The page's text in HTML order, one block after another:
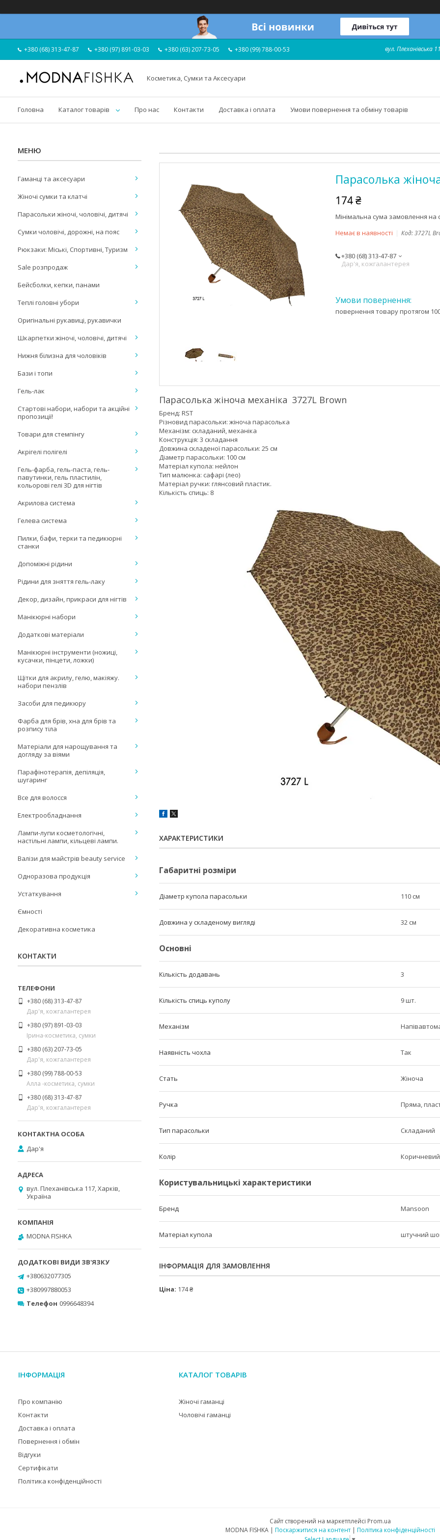
+380 (68) 313-47-87 +380 (97) 891-03-03 +380 (63) 207-73-05 +380 (99) 788-00-53 вул. Плеханівська
Косметика, Сумки та Аксесуари
Головна Каталог товарів Про нас Контакти Доставка і оплата Умови повернення та обміну товарів
Парасолька
174 ₴
Мінімальна сума замовлення на
Немає в наявності
Код:3727L
+380 (68) 313-47-87
Дар'я, кожгалантерея
повернення товару протягом
Парасолька жіноча механіка 3727L Brown
Бренд: RST
Різновид парасольки: жіноча парасолька
Механізм: складаний, механіка
Конструкція: 3 складання
Довжина складеної парасольки: 25 см
Діаметр парасольки: 100 см
Матеріал купола: нейлон
Тип малюнка: сафарі (лео)
Матеріал ручки: глянсовий пластик.
Кількість спиць: 8
ХАРАКТЕРИСТИКИ
Габаритні розміри
Діаметр купола парасольки 110 см
Довжина у складеному вигляді 32 см
Основні
Кількість додавань 3
Кількість спиць куполу 9 шт.
Механізм
Наявність чохла Так
Стать Жіноча
Ручка Пряма,
Тип парасольки Складаний
Колір Коричневий
Користувальницькі характеристики
Бренд Mansoon
Матеріал купола штучний
ІНФОРМАЦІЯ ДЛЯ ЗАМОВЛЕННЯ
Ціна: 174 ₴
Гаманці та аксесуари
Жіночі сумки та клатчі
Парасольки жіночі, чоловічі, дитячі
Сумки чоловічі, дорожні, на пояс
Рюкзаки: Міські, Спортивні, Туризм
Sale розпродаж
Бейсболки, кепки, панами
Теплі головні убори
Оригінальні рукавиці, рукавички
Шкарпетки жіночі, чоловічі, дитячі
Нижня білизна для чоловіків
Бази і топи
Гель-лак
Стартові набори, набори та акційні
пропозиції!
Товари для стемпінгу
Акрігелі полігелі
Гель-фарба, гель-паста, гель-
павутинки, гель пластилін,
кольорові гелі 3D для нігтів
Акрилова система
Гелева система
Пилки, бафи, терки та педикюрні
станки
Допоміжні рідини
Рідини для зняття гель-лаку
Декор, дизайн, прикраси для нігтів
Манікюрні набори
Додаткові матеріали
Манікюрні інструменти (ножиці,
кусачки, пінцети, ложки)
Щітки для акрилу, гелю, макіяжу.
набори пензлів
Засоби для педикюру
Фарба для брів, хна для брів та
розпису тіла
Матеріали для нарощування та
догляду за віями
Парафінотерапія, депіляція,
шугаринг
Все для волосся
Електрообладнання
Лампи-лупи косметологічні,
настільні лампи, кільцеві лампи.
Валізи для майстрів beauty service
Одноразова продукція
Устаткування
Ємності
Декоративна косметика
КОНТАКТИ
+380 (68) 313-47-87
Дар'я, кожгалантерея
+380 (97) 891-03-03
Ірина-косметика, сумки
+380 (63) 207-73-05
Дар'я, кожгалантерея
+380 (99) 788-00-53
Алла -косметика, сумки
+380 (68) 313-47-87
Дар'я, кожгалантерея
Дар'я
вул. Плеханівська 117, Харків,
Україна
MODNA FISHKA
+380632077305
+380997880053
Телефон 0996648394
ІНФОРМАЦІЯ
Про компанію
Контакти
Доставка і оплата
Повернення і обмін
Відгуки
Сертифікати
Політика конфіденційності
КАТАЛОГ ТОВАРІВ
Жіночі гаманці
Чоловічі гаманці
Сайт створений на маркетплейсі Prom.ua
MODNA FISHKA | Поскаржитися на контент | Політика конфіденційності